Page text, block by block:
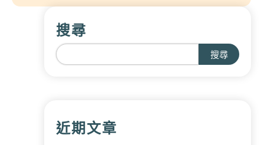
搜尋
搜尋
近期文章